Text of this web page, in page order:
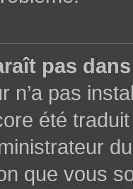
pas
n’a pas
été
que vous